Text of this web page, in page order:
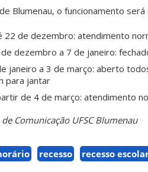
Blumenau, o funcionamento
22 de dezembro: atendimento
dezembro a 7 de janeiro:
janeiro a 3 de março: aberto
para jantar
de 4 de março: atendimento
de Comunicação UFSC Blumenau
recesso recesso